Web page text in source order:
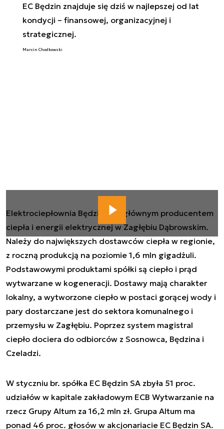
EC Będzin znajduje się dziś w najlepszej od lat
kondycji – finansowej, organizacyjnej i
strategicznej.
Marcin Chodkowski
Elektrociepłownia Będzin jest głównym producentem
ciepła i energii elektrycznej w Zagłębiu Dąbrowskim.
Należy do największych dostawców ciepła w regionie,
z roczną produkcją na poziomie 1,6 mln gigadżuli.
Podstawowymi produktami spółki są ciepło i prąd
wytwarzane w kogeneracji. Dostawy mają charakter
lokalny, a wytworzone ciepło w postaci gorącej wody i
pary dostarczane jest do sektora komunalnego i
przemysłu w Zagłębiu. Poprzez system magistral
ciepło dociera do odbiorców z Sosnowca, Będzina i
Czeladzi.
W styczniu br. spółka EC Będzin SA zbyła 51 proc.
udziałów w kapitale zakładowym ECB Wytwarzanie na
rzecz Grupy Altum za 16,2 mln zł. Grupa Altum ma
ponad 46 proc. głosów w akcjonariacie EC Będzin SA.